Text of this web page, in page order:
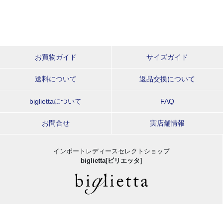
お買物ガイド サイズガイド
送料について 返品交換について
bigliettaについて FAQ
お問合せ 実店舗情報
インポートレディースセレクトショップ
biglietta[ビリエッタ]